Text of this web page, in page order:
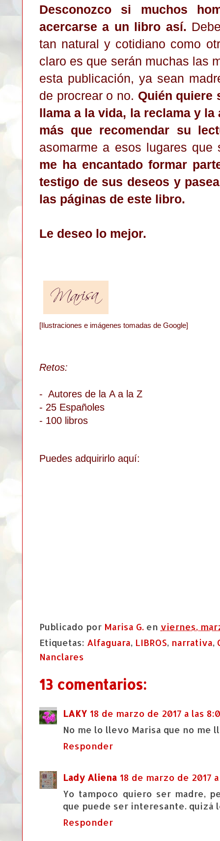
Desconozco si muchos
acercarse a un libro así.
tan natural y cotidiano como
claro es que serán muchas las
esta publicación, ya sean
de procrear o no. Quién quiere
llama a la vida, la reclama y
más que recomendar su
asomarme a esos lugares
me ha encantado formar
testigo de sus deseos y
las páginas de este libro.
Le deseo lo mejor.
[Ilustraciones e imágenes tomadas de Google]
Retos:
- Autores de la A a la Z
- 25 Españoles
- 100 libros
Puedes adquirirlo aquí:
Publicado por Marisa G. en viernes,
Etiquetas: Alfaguara, LIBROS, narrativa,
Nanclares
13 comentarios:
LAKY 18 de marzo de 2017 a las
No me lo llevo Marisa que no me
Responder
Lady Aliena 18 de marzo de 2017
Yo tampoco quiero ser madre,
que puede ser interesante. quizá
Responder